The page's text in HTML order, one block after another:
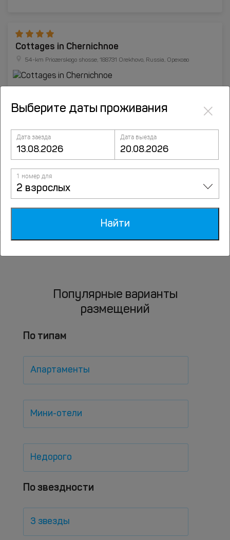
Cottages in Chernichnoe
54-km Priozerskogo shosse, 188731 Orekhovo, Russia, Орехово
Популярные варианты
размещений
По типам
Апартаменты
Мини-отели
Недорого
По звездности
3 звезды
Выберите даты проживания ×
Дата заезда Дата выезда
1 номер для
2 взрослых
Найти